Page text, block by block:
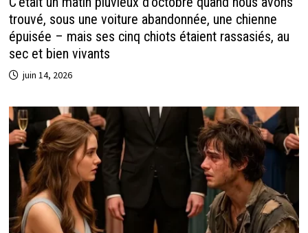
trouvé, sous une voiture abandonnée, une chienne
épuisée – mais ses cinq chiots étaient rassasiés, au
sec et bien vivants
juin 14, 2026